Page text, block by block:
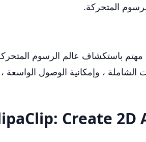
المتحركة.
، وإمكانية الوصول الواسعة